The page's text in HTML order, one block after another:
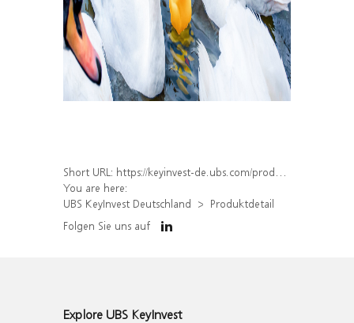
Short URL: https://keyinvest-de.ubs.com/produkt/detail/index/isin/DE000WA8S0F9
You are here:
UBS KeyInvest Deutschland
Produktdetail
Folgen Sie uns auf
Explore UBS KeyInvest